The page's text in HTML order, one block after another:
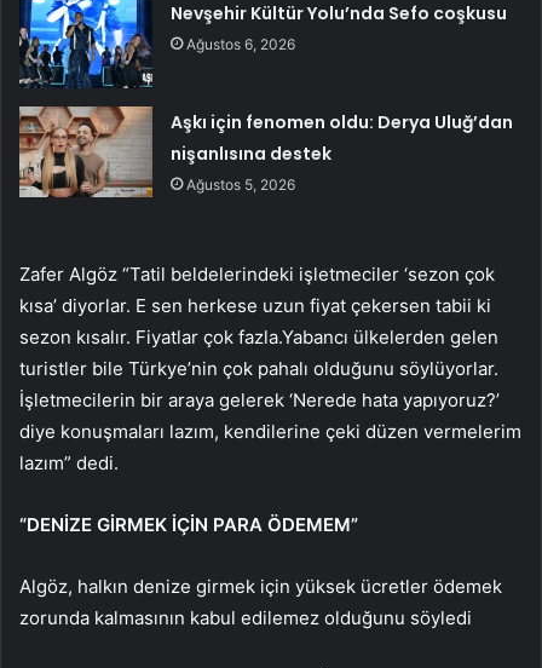
Nevşehir Kültür Yolu’nda Sefo coşkusu
Ağustos 6, 2026
Aşkı için fenomen oldu: Derya Uluğ’dan
nişanlısına destek
Ağustos 5, 2026
Zafer Algöz “Tatil beldelerindeki işletmeciler ‘sezon çok
kısa’ diyorlar. E sen herkese uzun fiyat çekersen tabii ki
sezon kısalır. Fiyatlar çok fazla.Yabancı ülkelerden gelen
turistler bile Türkye’nin çok pahalı olduğunu söylüyorlar.
İşletmecilerin bir araya gelerek ‘Nerede hata yapıyoruz?’
diye konuşmaları lazım, kendilerine çeki düzen vermelerim
lazım” dedi.
“DENİZE GİRMEK İÇİN PARA ÖDEMEM”
Algöz, halkın denize girmek için yüksek ücretler ödemek
zorunda kalmasının kabul edilemez olduğunu söyledi